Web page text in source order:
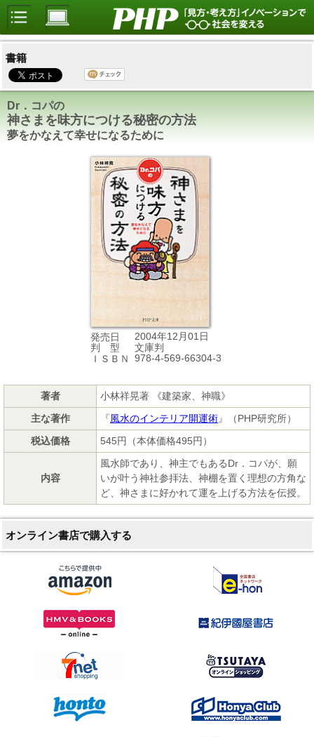
書籍
Dr．コパの
神さまを味方につける秘密の方法
夢をかなえて幸せになるために
発売日
2004年12月01日
判 型
文庫判
ＩＳＢＮ
978-4-569-66304-3
著者
小林祥晃著 《建築家、神職》
主な著作
『風水のインテリア開運術』（PHP研究所）
税込価格
545円（本体価格495円）
内容
風水師であり、神主でもあるDr．コパが、願
いが叶う神社参拝法、神棚を置く理想の方角な
ど、神さまに好かれて運を上げる方法を伝授。
オンライン書店で購入する